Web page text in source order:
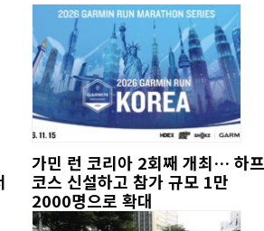
가민 런 코리아 2회째 개최… 하프
코스 신설하고 참가 규모 1만
2000명으로 확대